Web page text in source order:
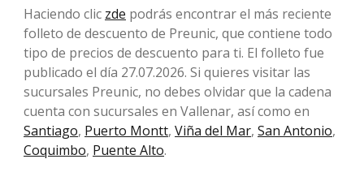
Haciendo clic zde podrás encontrar el más reciente
folleto de descuento de Preunic, que contiene todo
tipo de precios de descuento para ti. El folleto fue
publicado el día 27.07.2026. Si quieres visitar las
sucursales Preunic, no debes olvidar que la cadena
cuenta con sucursales en Vallenar, así como en
Santiago, Puerto Montt, Viña del Mar, San Antonio,
Coquimbo, Puente Alto.